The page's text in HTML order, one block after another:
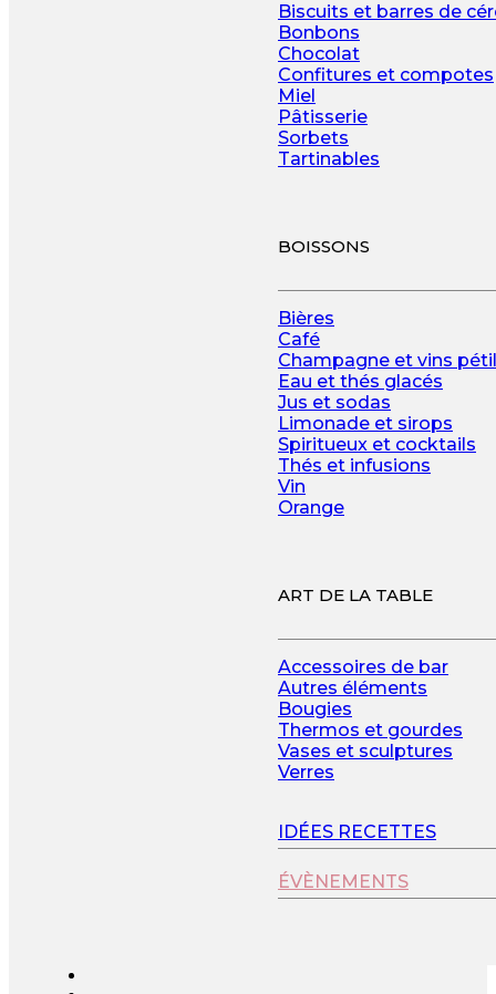
Biscuits et barres de
Bonbons
Chocolat
Confitures et compotes
Miel
Pâtisserie
Sorbets
Tartinables
BOISSONS
Bières
Café
Champagne et vins
Eau et thés glacés
Jus et sodas
Limonade et sirops
Spiritueux et cocktails
Thés et infusions
Vin
Orange
ART DE LA TABLE
Accessoires de bar
Autres éléments
Bougies
Thermos et gourdes
Vases et sculptures
Verres
IDÉES RECETTES
ÉVÈNEMENTS